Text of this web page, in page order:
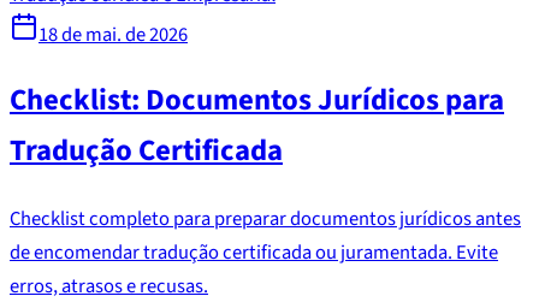
18 de mai. de 2026
Checklist: Documentos Jurídicos para
Tradução Certificada
Checklist completo para preparar documentos jurídicos antes
de encomendar tradução certificada ou juramentada. Evite
erros, atrasos e recusas.